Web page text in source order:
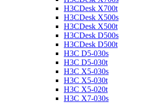
H3CDesk X700t
H3CDesk X500s
H3CDesk X500t
H3CDesk D500s
H3CDesk D500t
H3C D5-030s
H3C D5-030t
H3C X5-030s
H3C X5-030t
H3C X5-020t
H3C X7-030s